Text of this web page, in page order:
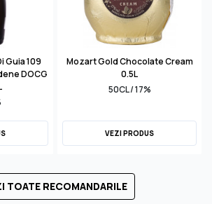
Guia 109
DOCG
Mozart Gold Chocolate Cream
0.5L
50CL / 17%
VEZI PRODUS
TOATE RECOMANDARILE